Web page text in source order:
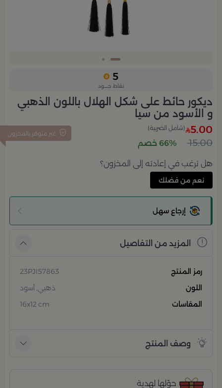
5
نقاط جــــود
ديكور حائط على شكل الهلال باللون الذهبي
و الأسود من سيا
غير متوفر بالمخزون 5.00 (شامل الضريبة)
15.00 66% خصم
هل ترغب في إعادته إلى المخزون؟
نعم من فضلك
إرجاع سهل
المزيد من التفاصيل
رمز المنتج
23PJI57863
اللون
ذهبي, أسود
المقاسات
16x12 cm
وصف المنتج
حوّلها لهدية